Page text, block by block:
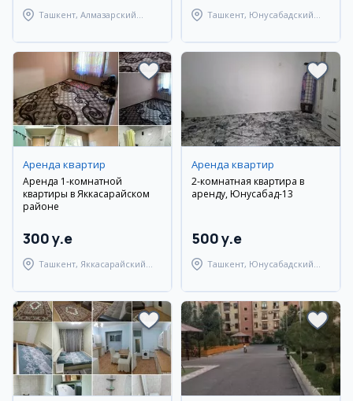
Ташкент, Алмазарский
Ташкент, Юнусабадский
Аренда квартир
Аренда 1-комнатной
квартиры в Яккасарайском
районе
300 y.e
Ташкент, Яккасарайский
Аренда квартир
2-комнатная квартира в
аренду, Юнусабад-13
500 y.e
Ташкент, Юнусабадский